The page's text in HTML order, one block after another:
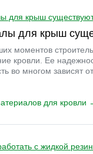
для крыш
моментов
кровли. Ее
во многом зависят
для кровли